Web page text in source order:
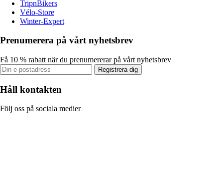
TripnBikers
Vélo-Store
Winter-Expert
Prenumerera på vårt nyhetsbrev
Få 10 % rabatt när du prenumererar på vårt nyhetsbrev
Registrera dig
Håll kontakten
Följ oss på sociala medier